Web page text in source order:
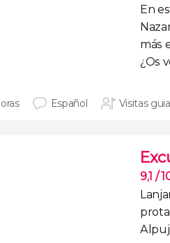
En
más
¿Os
Español Visitas
9,1 /